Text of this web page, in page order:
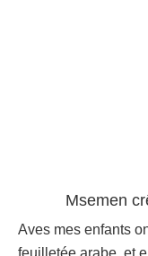
Msemen
Aves mes enfants